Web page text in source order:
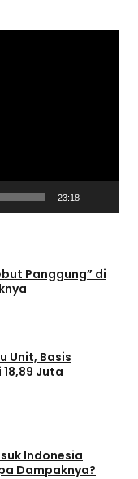
23:18
Panggung” di
Unit, Basis
Juta
Indonesia
Dampaknya?